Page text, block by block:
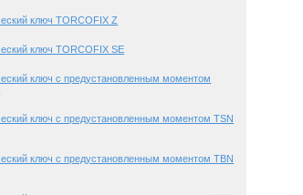
ключ TORCOFIX Z
ключ TORCOFIX SE
ключ с предустановленным моментом
ключ с предустановленным моментом TSN
ключ с предустановленным моментом TBN